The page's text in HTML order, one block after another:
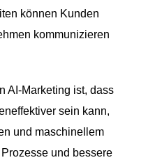
können Kunden
kommunizieren
AI-Marketing ist, dass
sein kann,
und maschinellem
und bessere